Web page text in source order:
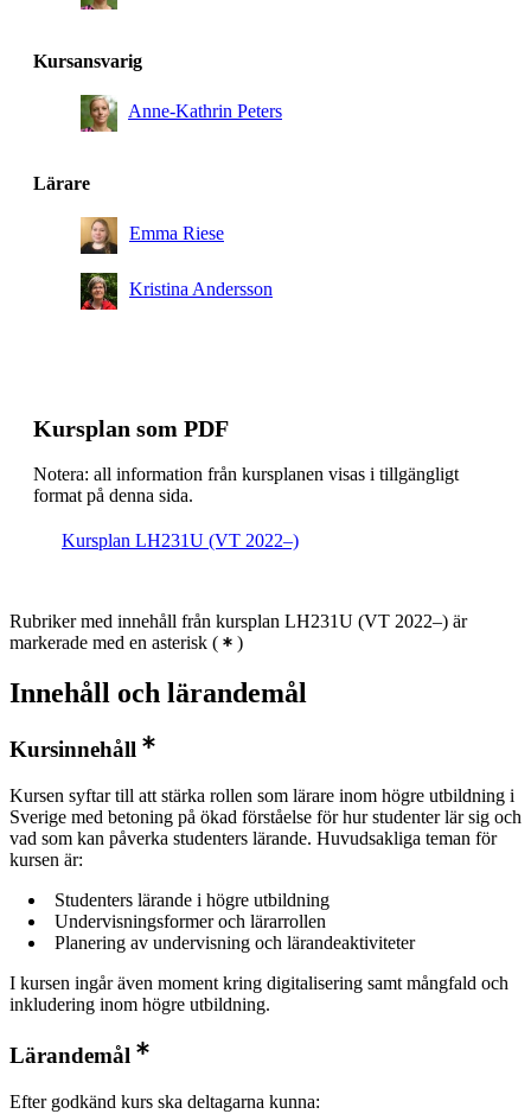
Kursansvarig
Anne-Kathrin Peters
Lärare
Emma Riese
Kristina Andersson
Kursplan som PDF
Notera: all information från kursplanen visas i tillgängligt
format på denna sida.
Kursplan LH231U (VT 2022–)
Rubriker med innehåll från kursplan LH231U (VT 2022–) är
markerade med en asterisk ( )
Innehåll och lärandemål
Kursinnehåll
Kursen syftar till att stärka rollen som lärare inom högre utbildning i
Sverige med betoning på ökad förståelse för hur studenter lär sig och
vad som kan påverka studenters lärande. Huvudsakliga teman för
kursen är:
Studenters lärande i högre utbildning
Undervisningsformer och lärarrollen
Planering av undervisning och lärandeaktiviteter
I kursen ingår även moment kring digitalisering samt mångfald och
inkludering inom högre utbildning.
Lärandemål
Efter godkänd kurs ska deltagarna kunna: